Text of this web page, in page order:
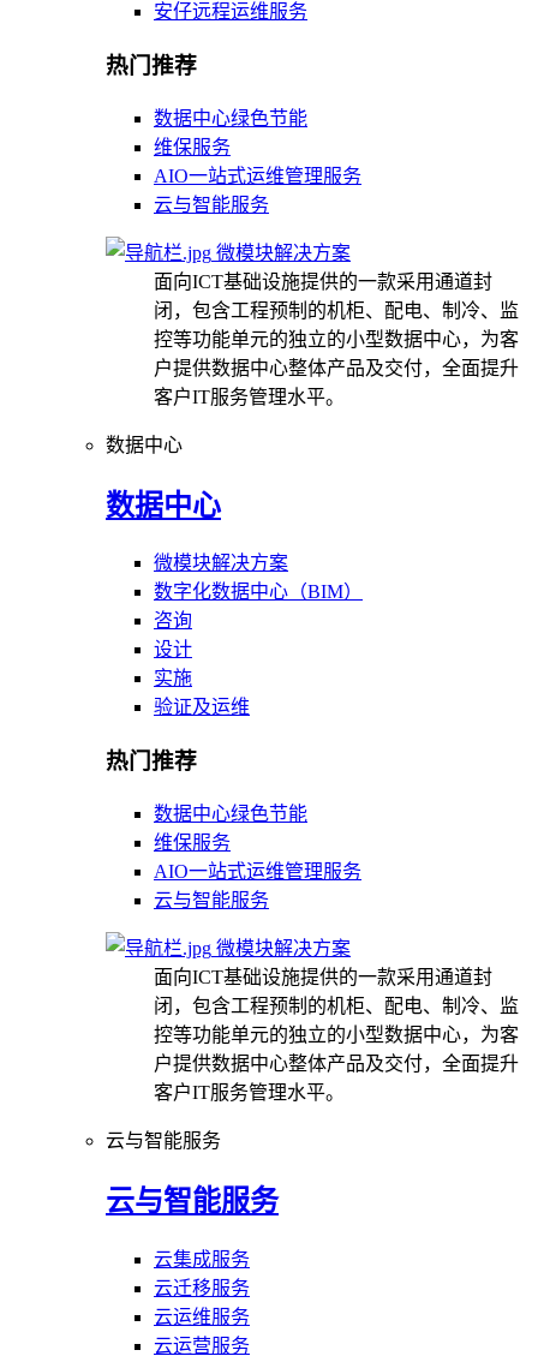
安仔远程运维服务
热门推荐
数据中心绿色节能
维保服务
AIO一站式运维管理服务
云与智能服务
微模块解决方案
面向ICT基础设施提供的一款采用通道封
闭，包含工程预制的机柜、配电、制冷、监
控等功能单元的独立的小型数据中心，为客
户提供数据中心整体产品及交付，全面提升
客户IT服务管理水平。
数据中心
数据中心
微模块解决方案
数字化数据中心（BIM）
咨询
设计
实施
验证及运维
热门推荐
数据中心绿色节能
维保服务
AIO一站式运维管理服务
云与智能服务
微模块解决方案
面向ICT基础设施提供的一款采用通道封
闭，包含工程预制的机柜、配电、制冷、监
控等功能单元的独立的小型数据中心，为客
户提供数据中心整体产品及交付，全面提升
客户IT服务管理水平。
云与智能服务
云与智能服务
云集成服务
云迁移服务
云运维服务
云运营服务